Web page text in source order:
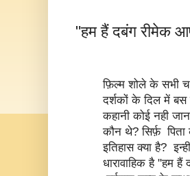
"हम हैं दबंग रीमेक
फ़िल्म शोले के सभी
दर्शकों के दिल में बस
कहानी कोई नही
कौन थे? सिर्फ़ पिता
इतिहास क्या है?
धारावाहिक है "हम